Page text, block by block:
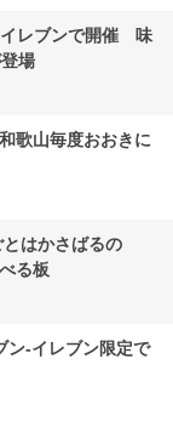
イレブンで開催 味
場
歌山毎度おおきに
はかさばるの
る板
‐イレブン限定で